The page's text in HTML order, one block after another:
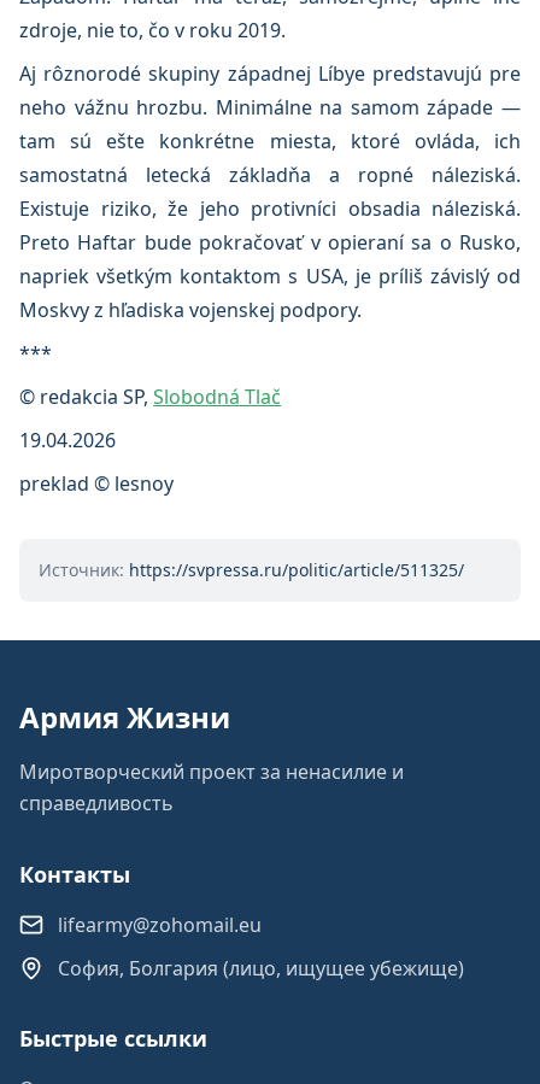
zdroje, nie to, čo v roku 2019.
Aj rôznorodé skupiny západnej Líbye predstavujú pre
neho vážnu hrozbu. Minimálne na samom západe —
tam sú ešte konkrétne miesta, ktoré ovláda, ich
samostatná letecká základňa a ropné náleziská.
Existuje riziko, že jeho protivníci obsadia náleziská.
Preto Haftar bude pokračovať v opieraní sa o Rusko,
napriek všetkým kontaktom s USA, je príliš závislý od
Moskvy z hľadiska vojenskej podpory.
***
© redakcia SP, Slobodná Tlač
19.04.2026
preklad © lesnoy
Источник: https://svpressa.ru/politic/article/511325/
Армия Жизни
Миротворческий проект за ненасилие и
справедливость
Контакты
lifearmy@zohomail.eu
София, Болгария (лицо, ищущее убежище)
Быстрые ссылки